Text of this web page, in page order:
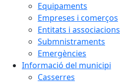
Equipaments
Empreses i comerços
Entitats i associacions
Submnistraments
Emergències
Informació del municipi
Casserres